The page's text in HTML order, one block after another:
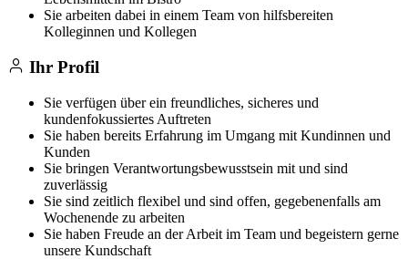
Sie arbeiten dabei in einem Team von hilfsbereiten
Kolleginnen und Kollegen
Ihr Profil
Sie verfügen über ein freundliches, sicheres und
kundenfokussiertes Auftreten
Sie haben bereits Erfahrung im Umgang mit Kundinnen und
Kunden
Sie bringen Verantwortungsbewusstsein mit und sind
zuverlässig
Sie sind zeitlich flexibel und sind offen, gegebenenfalls am
Wochenende zu arbeiten
Sie haben Freude an der Arbeit im Team und begeistern gerne
unsere Kundschaft